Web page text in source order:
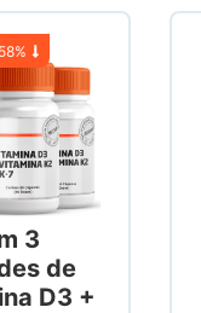
58%
3
de
D3 +